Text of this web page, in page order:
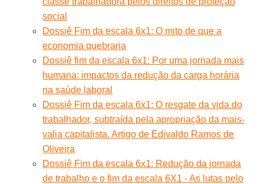
social
Dossiê Fim da escala 6x1: O mito de que a
economia quebraria
Dossiê fim da escala 6x1: Por uma jornada mais
humana: impactos da redução da carga horária
na saúde laboral
Dossiê Fim da escala 6x1: O resgate da vida do
trabalhador, subtraída pela apropriação da mais-
valia capitalista. Artigo de Edivaldo Ramos de
Oliveira
Dossiê Fim da escala 6x1: Redução da jornada
de trabalho e o fim da escala 6X1 - As lutas pelo